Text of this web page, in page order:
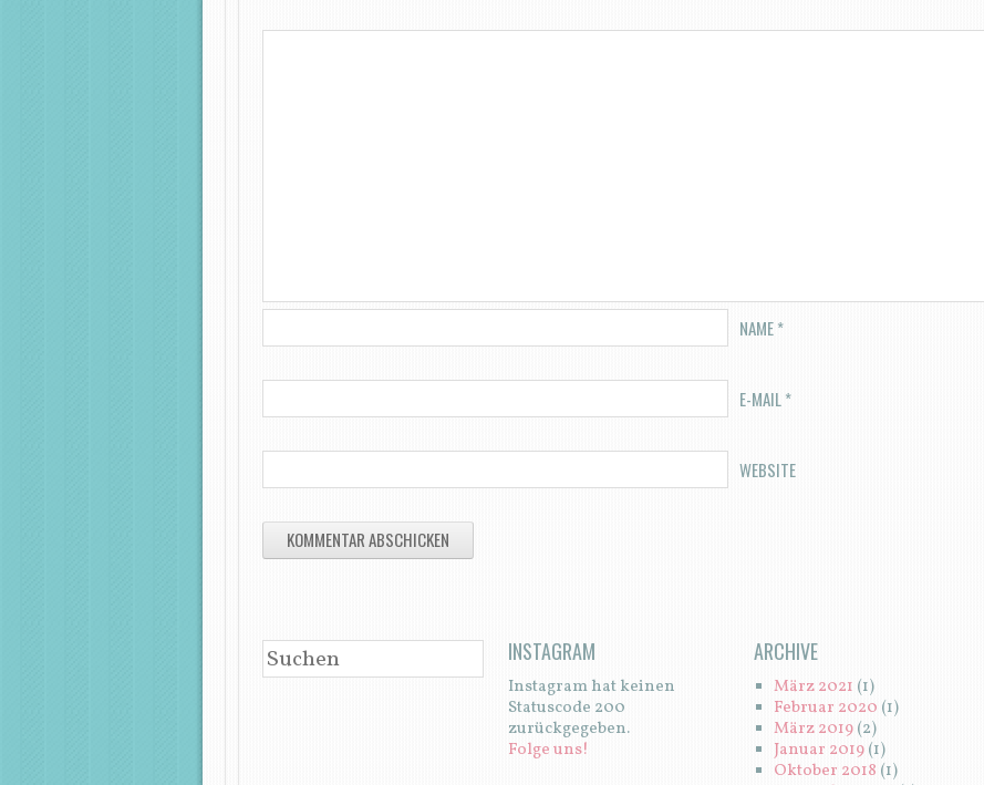
NAME*
E-MAIL *
WEBSITE
SUCHEN INSTAGRAM
Instagram hat keinen
Statuscode 200
zurückgegeben.
Folge uns!
ARCHIVE
März 2021 (1)
Februar 2020 (1)
März 2019(2)
Januar 2019(1)
Oktober 2018 (1)